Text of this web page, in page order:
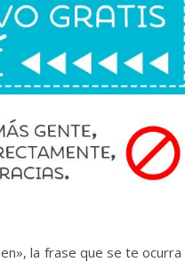
la frase que se te ocurra